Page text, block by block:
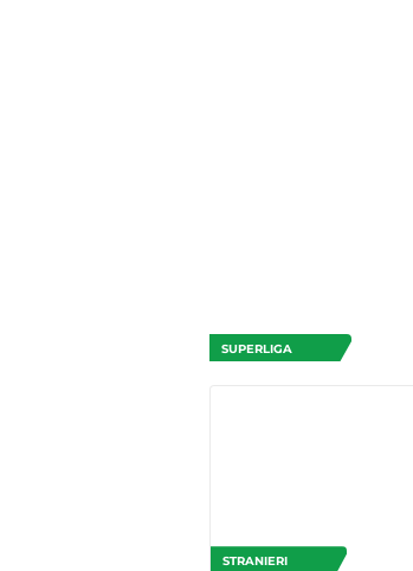
SUPERLIGA
STRANIERI